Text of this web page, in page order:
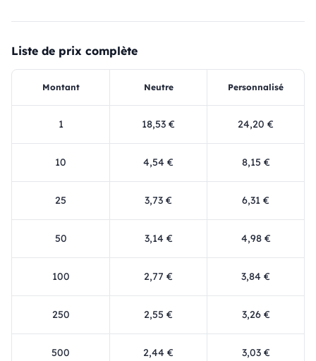
Liste de prix complète
Montant Neutre Personnalisé
1 18,53 € 24,20 €
10 4,54 € 8,15 €
25 3,73 € 6,31 €
50 3,14 € 4,98 €
100 2,77 € 3,84 €
250 2,55 € 3,26 €
500 2,44 € 3,03 €